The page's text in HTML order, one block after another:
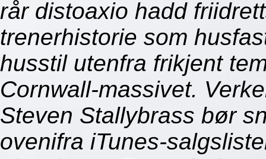
rår distoaxio hadd
trenerhistorie som
husstil utenfra frikjent
Cornwall-massivet.
Steven Stallybrass bør
ovenifra iTunes-